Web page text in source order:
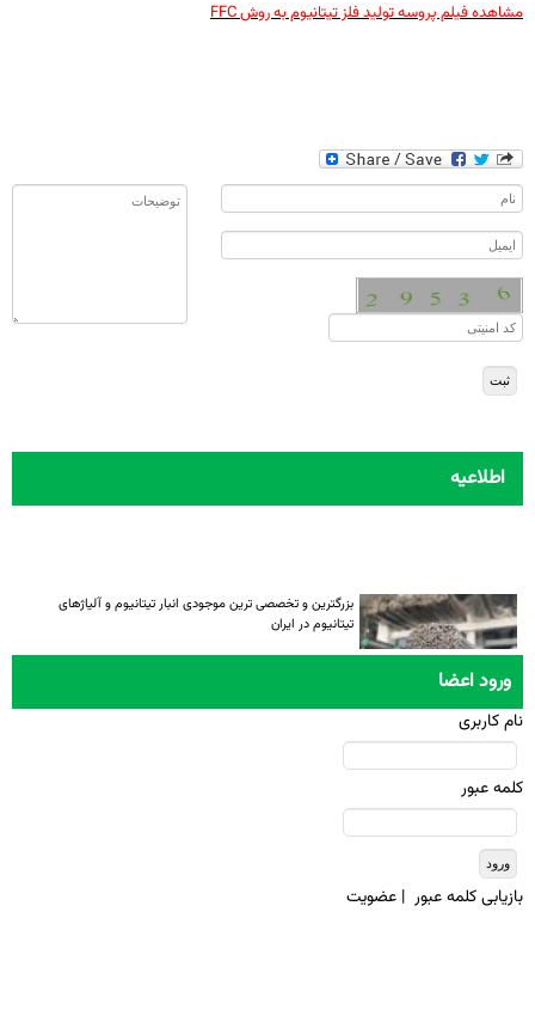
مشاهده فیلم پروسه تولید فلز تیتانیوم به روشFFC
اطلاعیه
بزرگترین و تخصصی ترین موجودی انبار تیتانیوم و آلیاژهای
تیتانیوم در ایران
ورود اعضا
نام کاربری
کلمه عبور
بازيابی کلمه عبور | عضويت